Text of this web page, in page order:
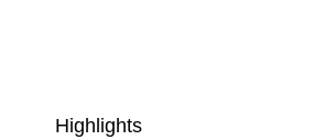
Highlights